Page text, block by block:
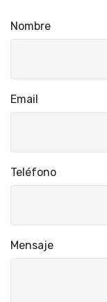
Nombre
Email
Teléfono
Mensaje